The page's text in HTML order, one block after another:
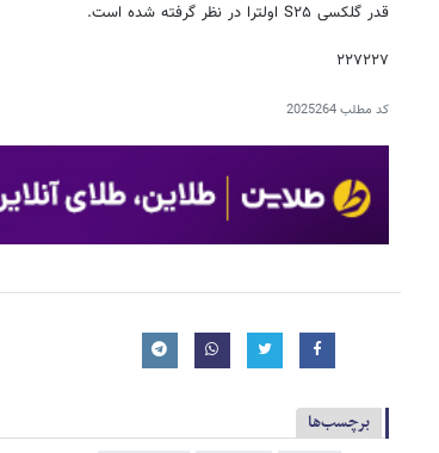
قدر گلکسی S۲۵ اولترا در نظر گرفته شده است.
۲۲۷۲۲۷
کد مطلب2025264
برچسب‌ها